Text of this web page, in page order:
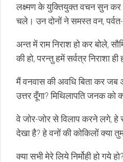
लक्ष्मण के युक्तियुक्त वचन सुन
चले। उन दोनों ने समस्त वन, पर्वत-
अन्त में राम निराश हो कर बोले,
की हो, परन्तु हमें सर्वत्र निराशा
मैं वनवास की अवधि बिता कर जब
उत्तर दूँगा? मिथिलापति जनक को
वे जोर-जोर से विलाप करने लगे, हे
देखा है? हे वनों की कोकिलों क्या
क्या सभी मेरे लिये निर्मोही हो गये